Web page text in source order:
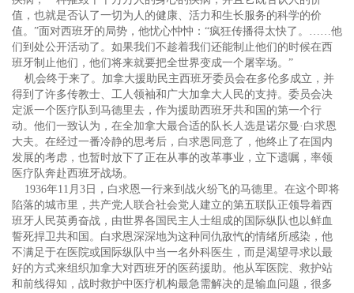
值，也就是否认了一切为人的健康、活力和生长服务的科学的价
值。”面对西班牙的局势，他忧心忡忡：“疯狂传播得太快了。……他
们到处公开活动了。如果我们不趁着我们还能制止他们的时候在西
班牙制止他们，他们将来就要把全世界变成一个屠宰场。”
机会终于来了。加拿大援助民主西班牙委员会在多伦多成立，并
得到了许多传教士、工人领袖和广大加拿大人民的支持。委员会决
定派一个医疗队到马德里去，作为援助西班牙共和国的第一个行
动。他们一致认为，在全加拿大最合适的队长人选是诺尔曼·白求恩
大夫。在经过一番冷静的思考后，白求恩同意了，他终止了在国内
发展的考虑，也暂时放下了正在从事的改革事业，立下遗嘱，率领
医疗队奔赴西班牙战场。
1936年11月3日，白求恩一行来到战火纷飞的马德里。在这个即将
陷落的城市里，共产党人联合社会党人建立的第五联队正领导着西
班牙人民英勇奋战，由世界各国民主人士组成的国际纵队也以鲜血
誓死捍卫共和国。白求恩深深地为这种同仇敌忾的情绪所感染，他
不满足于在医院或国际纵队中当一名外科医生，而是渴望寻求以最
好的方式来组织加拿大对西班牙的医药援助。他从军医院、救护站
和前线得知，战时救护中医疗机构最急需解决的是输血问题，很多